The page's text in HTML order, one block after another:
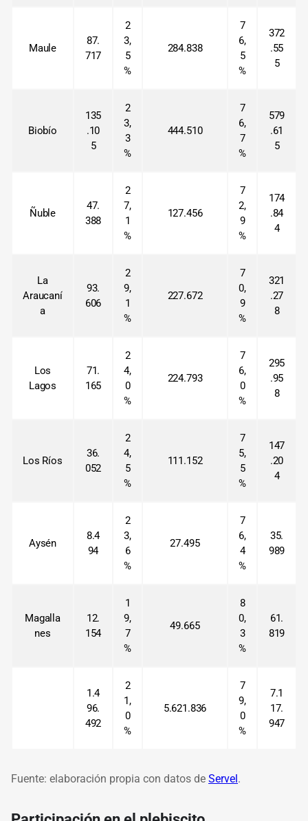
Maule
87.
717
2
3,
5
%
284.838
7
6,
5
%
372
.55
5
Biobío
135
.10
5
2
3,
3
%
444.510
7
6,
7
%
579
.61
5
Ñuble
47.
388
2
7,
1
%
127.456
7
2,
9
%
174
.84
4
La
Araucaní
a
93.
606
2
9,
1
%
227.672
7
0,
9
%
321
.27
8
Los
Lagos
71.
165
2
4,
0
%
224.793
7
6,
0
%
295
.95
8
Los Ríos
36.
052
2
4,
5
%
111.152
7
5,
5
%
147
.20
4
Aysén
8.4
94
2
3,
6
%
27.495
7
6,
4
%
35.
989
Magalla
nes
12.
154
1
9,
7
%
49.665
8
0,
3
%
61.
819
1.4
96.
492
2
1,
0
%
5.621.836
7
9,
0
%
7.1
17.
947
Fuente: elaboración propia con datos de Servel .